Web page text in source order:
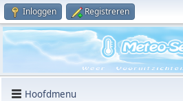
Inloggen Registreren
Hoofdmenu